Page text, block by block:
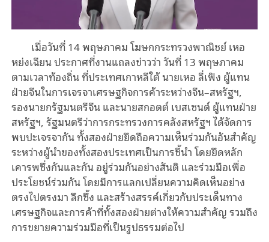
เมื่อวันที่ 14 พฤษภาคม โฆษกกระทรวงพาณิชย์ เหอ
หย่งเฉียน ประกาศที่งานแถลงข่าวว่า วันที่ 13 พฤษภาคม
ตามเวลาท้องถิ่น ที่ประเทศเกาหลีใต้ นายเหอ ลี่เฟิง ผู้แทน
ฝ่ายจีนในการเจรจาเศรษฐกิจการค้าระหว่างจีน–สหรัฐฯ,
รองนายกรัฐมนตรีจีน และนายสกอตต์ เบสเซนต์ ผู้แทนฝ่าย
สหรัฐฯ, รัฐมนตรีว่าการกระทรวงการคลังสหรัฐฯ ได้จัดการ
พบปะเจรจากัน ทั้งสองฝ่ายยึดถือความเห็นร่วมกันอันสำคัญ
ระหว่างผู้นำของทั้งสองประเทศเป็นการชี้นำ โดยยึดหลัก
เคารพซึ่งกันและกัน อยู่ร่วมกันอย่างสันติ และร่วมมือเพื่อ
ประโยชน์ร่วมกัน โดยมีการแลกเปลี่ยนความคิดเห็นอย่าง
ตรงไปตรงมา ลึกซึ้ง และสร้างสรรค์เกี่ยวกับประเด็นทาง
เศรษฐกิจและการค้าที่ทั้งสองฝ่ายต่างให้ความสำคัญ รวมถึง
การขยายความร่วมมือที่เป็นรูปธรรมต่อไป